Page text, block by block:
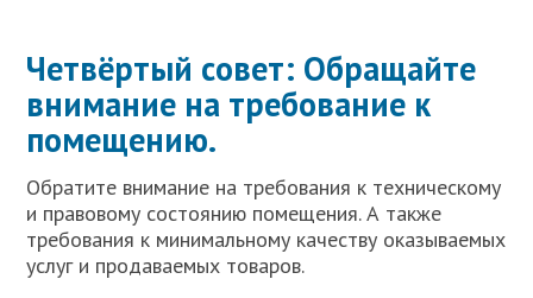
Четвёртый совет: Обращайте
внимание на требование к
помещению.
Обратите внимание на требования к техническому
и правовому состоянию помещения. А также
требования к минимальному качеству оказываемых
услуг и продаваемых товаров.